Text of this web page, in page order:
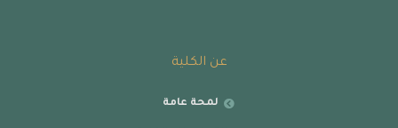
عن الكلية
لمحة عامة